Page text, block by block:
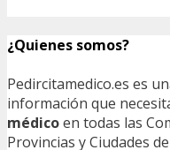
¿Quienes somos?
Pedircitamedico.es es
información que
médicoen todas las
Provincias y Ciudades